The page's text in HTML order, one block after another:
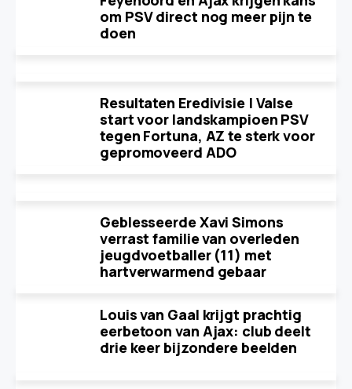
om PSV direct nog meer pijn te
doen
Resultaten Eredivisie | Valse
start voor landskampioen PSV
tegen Fortuna, AZ te sterk voor
gepromoveerd ADO
Geblesseerde Xavi Simons
verrast familie van overleden
jeugdvoetballer (11) met
hartverwarmend gebaar
Louis van Gaal krijgt prachtig
eerbetoon van Ajax: club deelt
drie keer bijzondere beelden